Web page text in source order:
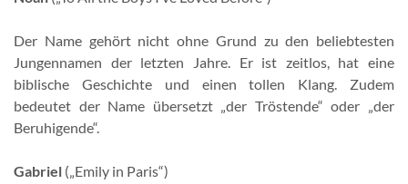
Der Name gehört nicht ohne Grund zu den beliebtesten
Jungennamen der letzten Jahre. Er ist zeitlos, hat eine
biblische Geschichte und einen tollen Klang. Zudem
bedeutet der Name übersetzt „der Tröstende“ oder „der
Beruhigende“.
Gabriel („Emily in Paris“)